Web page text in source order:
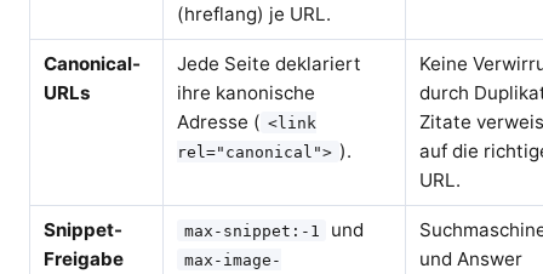
(hreflang) je URL.
Canonical-
URLs
Jede Seite deklariert
ihre kanonische
Adresse ( <link
rel="canonical"> ).
Keine
durch
Zitate
auf die
URL.
Snippet-
Freigabe
max-snippet:-1 und
max-image-
und Answer